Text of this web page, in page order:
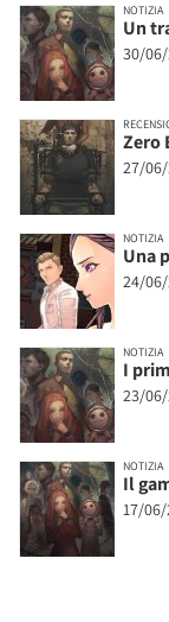
NOTIZIA
Un
30/
Zero
27/
NOTIZIA
Una
24/
NOTIZIA
I
23/
NOTIZIA
Il
17/06/